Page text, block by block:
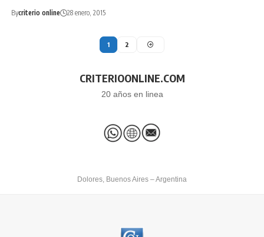
Bycriterio online 28 enero, 2015
1 2
CRITERIOONLINE.COM
20 años en linea
Dolores, Buenos Aires – Argentina